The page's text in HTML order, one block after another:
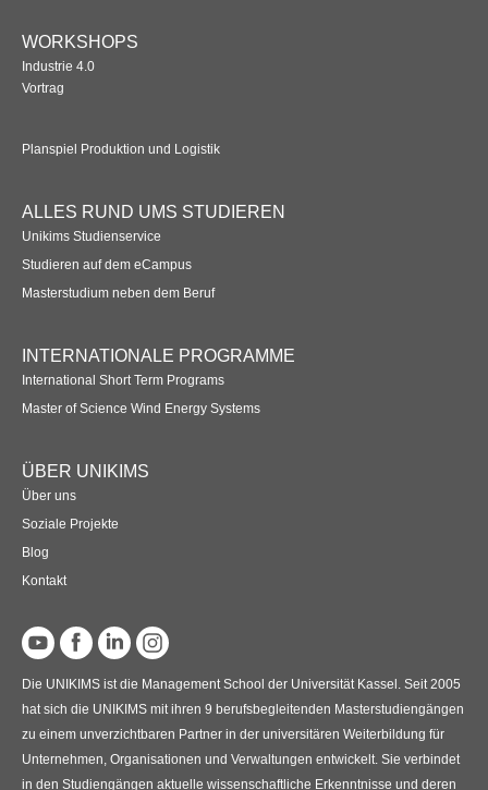
WORKSHOPS
Industrie 4.0
Vortrag
Planspiel Produktion und Logistik
ALLES RUND UMS STUDIEREN
Unikims Studienservice
Studieren auf dem eCampus
Masterstudium neben dem Beruf
INTERNATIONALE PROGRAMME
International Short Term Programs
Master of Science Wind Energy Systems
ÜBER UNIKIMS
Über uns
Soziale Projekte
Blog
Kontakt
Die UNIKIMS ist die Management School der Universität Kassel. Seit 2005
hat sich die UNIKIMS mit ihren 9 berufsbegleitenden Masterstudiengängen
zu einem unverzichtbaren Partner in der universitären Weiterbildung für
Unternehmen, Organisationen und Verwaltungen entwickelt. Sie verbindet
in den Studiengängen aktuelle wissenschaftliche Erkenntnisse und deren